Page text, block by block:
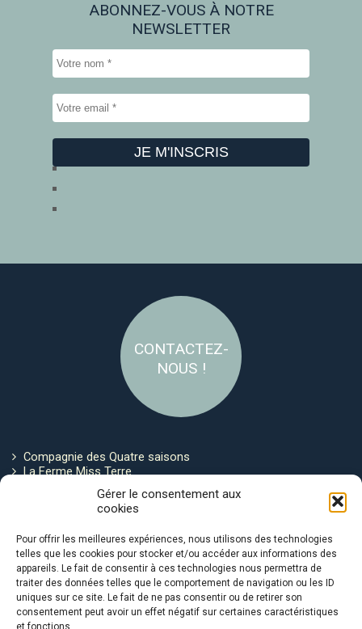
Gérer le consentement aux
cookies
Pour offrir les meilleures expériences, nous utilisons des technologies
telles que les cookies pour stocker et/ou accéder aux informations des
appareils. Le fait de consentir à ces technologies nous permettra de
traiter des données telles que le comportement de navigation ou les ID
uniques sur ce site. Le fait de ne pas consentir ou de retirer son
consentement peut avoir un effet négatif sur certaines caractéristiques
et fonctions.
ABONNEZ-VOUS À NOTRE
NEWSLETTER
CONTACTEZ-
NOUS !
Compagnie des Quatre saisons
La Ferme Miss Terre
Politique de cookies